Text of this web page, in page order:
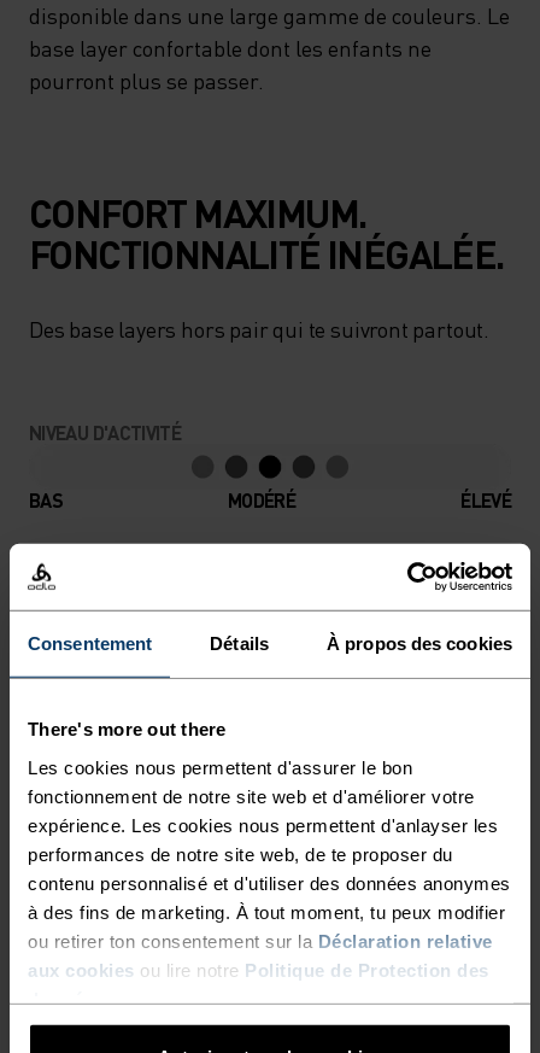
Consentement Détails À propos des cookies
There's more out there
Les cookies nous permettent d'assurer le bon
fonctionnement de notre site web et d'améliorer votre
expérience. Les cookies nous permettent d'anlayser les
performances de notre site web, de te proposer du
contenu personnalisé et d'utiliser des données anonymes
à des fins de marketing. À tout moment, tu peux modifier
ou retirer ton consentement sur la Déclaration relative
aux cookies ou lire notre Politique de Protection des
disponible dans une large gamme de couleurs. Le
base layer confortable dont les enfants ne
pourront plus se passer.
CONFORT MAXIMUM.
FONCTIONNALITÉ INÉGALÉE.
Des base layers hors pair qui te suivront partout.
NIVEAU D'ACTIVITÉ
BAS MODÉRÉ ÉLEVÉ
TYPE D’ACTIVITÉ
ACTIVITÉS À INTENSITÉ MODÉRÉE
Randonnée - Ski et snow
CARACTÉRISTIQUES DU TISSU
SYNTHÉTIQUE
MERINO
Synthétique - sensation seconde peau - extensible,
exceptionnellement léger, excellent transfert d'humidité,
aide à réguler la température Synthétique - sensation
seconde peau - extensible, exceptionnellement léger,
excellent transfert d'humidité, aide à réguler la
température corporelle, sèche plus rapidement que les
fibres naturelles et offre une plus grande résistance dans
le temps.